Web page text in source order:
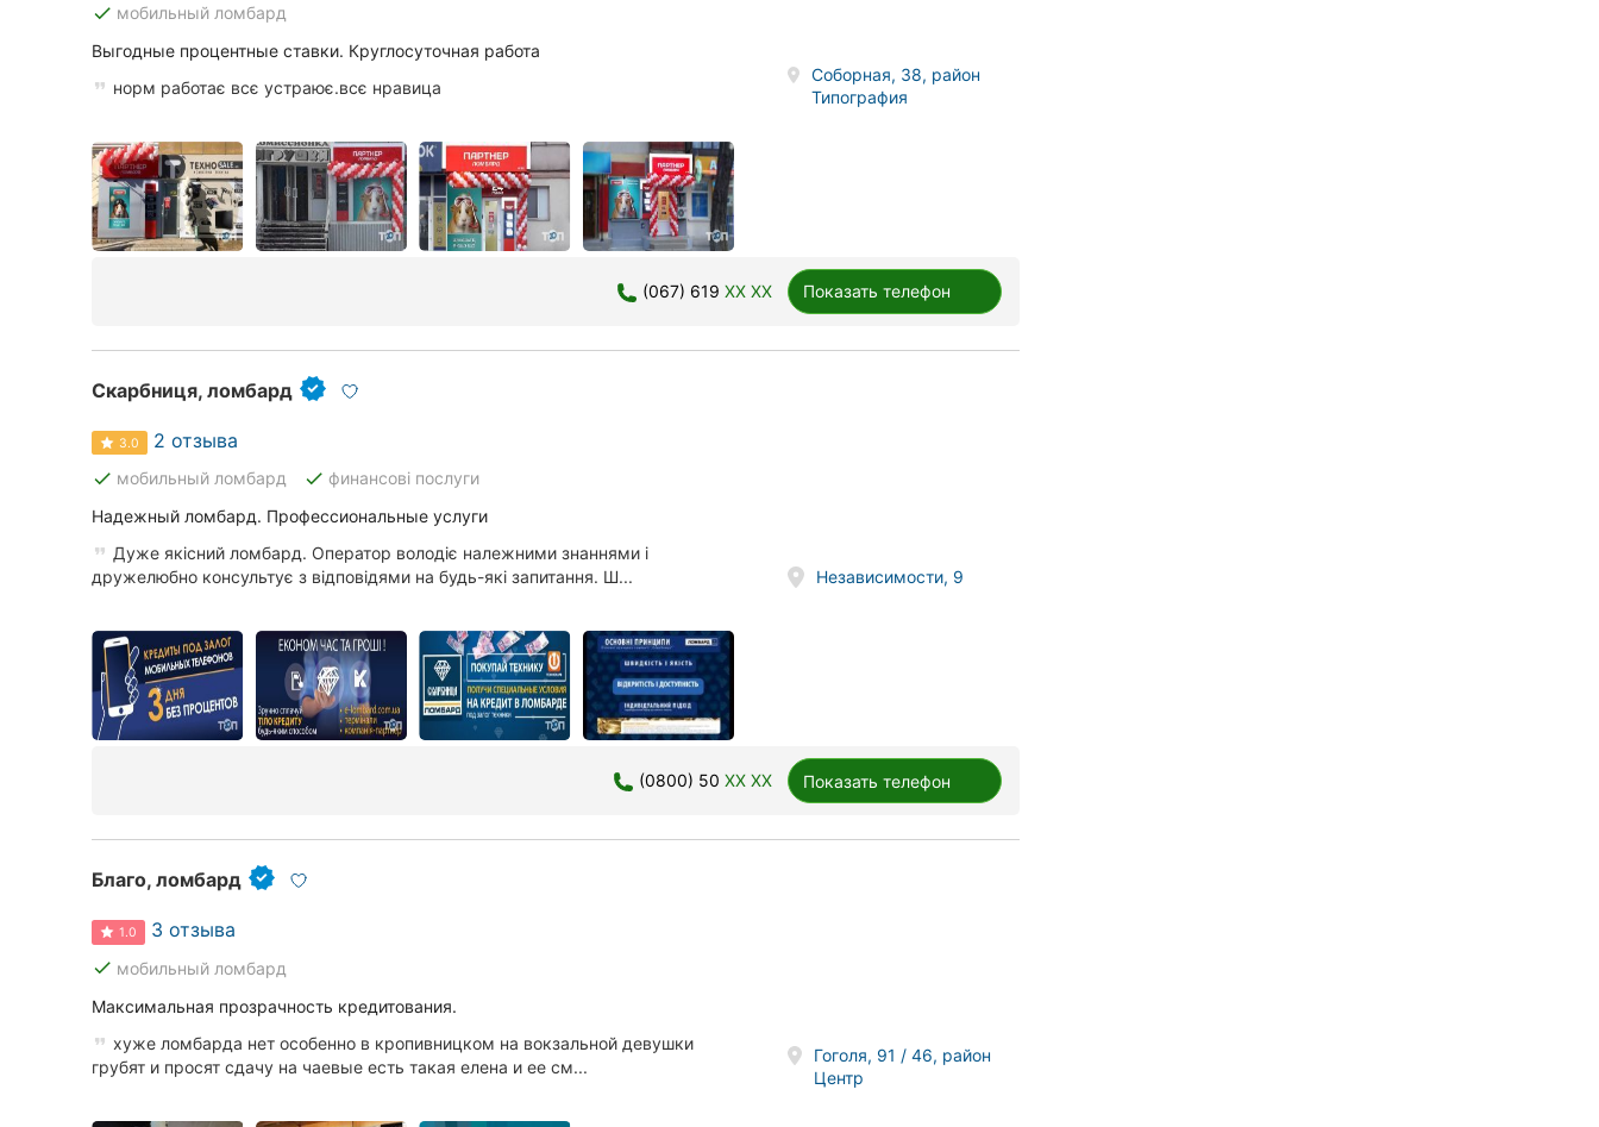
Харьков
Львов
Кривой Рог
Полтава
Чернигов
Черкассы
Черновцы
Сумы
Ивано-Франковск
Ужгород
done мобильный ломбард
Выгодные процентные ставки. Круглосуточная работа
норм работає всє устраює.всє нравица
Соборная, 38, район
Типография
(067) 619 XX XX Показать телефон
Скарбниця, ломбард
3.0 2 отзыва
done мобильный ломбард done финансові послуги
Надежный ломбард. Профессиональные услуги
Дуже якісний ломбард. Оператор володіє належними знаннями і
дружелюбно консультує з відповідями на будь-які запитання. Ш...
Независимости, 9
(0800) 50 XX XX Показать телефон
Благо, ломбард
1.0 3 отзыва
done мобильный ломбард
Максимальная прозрачность кредитования.
хуже ломбарда нет особенно в кропивницком на вокзальной девушки
грубят и просят сдачу на чаевые есть такая елена и ее см...
Гоголя, 91 / 46, район
Центр